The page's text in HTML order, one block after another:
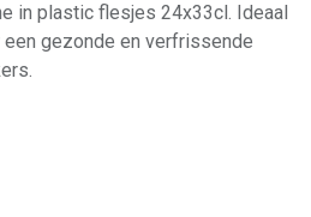
in plastic flesjes 24x33cl. Ideaal
gezonde en verfrissende